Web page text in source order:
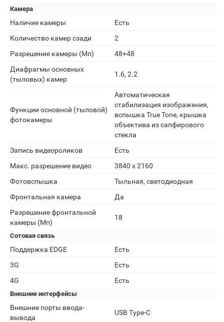
Камера
Наличие камеры
Есть
Количество камер сзади
2
Разрешение камеры (Мп)
48+48
Диафрагмы основных
(тыловых) камер
1.6, 2.2
Функции основной (тыловой)
фотокамеры
Автоматическая
стабилизация изображения,
вспышка True Tone, крышка
объектива из сапфирового
стекла
Запись видеороликов
Есть
Макс. разрешение видео
3840 x 2160
Фотовспышка
Тыльная, светодиодная
Фронтальная камера
Да
Разрешение фронтальной
камеры (Мп)
18
Сотовая связь
Поддержка EDGE
Есть
3G
Есть
4G
Есть
Внешние интерфейсы
Внешние порты ввода-
вывода
USB Type-C